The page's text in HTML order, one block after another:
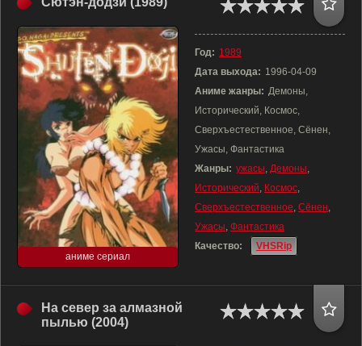
аниме сериал
Год: 1989
Дата выхода: 1996-04-09
Аниме жанры: Демоны,
Исторический, Космос,
Сверхъестественное, Сёнен,
Ужасы, Фантастика
Жанры: ужасы, Демоны,
Исторический, Космос,
Сверхъестественное, Сёнен,
Ужасы, Фантастика
Качество:
VHSRip
На север за алмазной
пылью (2004)